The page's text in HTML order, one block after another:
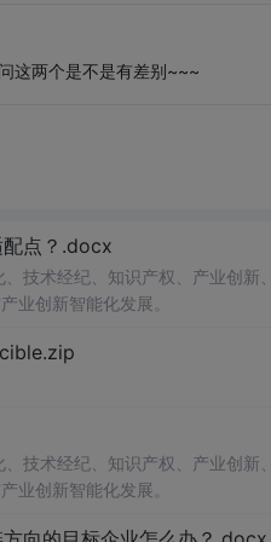
这两个是不是有差别~~~
配点？.docx
技术经纪、知识产权、产业创新
业创新智能化发展。
技术经纪、知识产权、产业创新
业创新智能化发展。